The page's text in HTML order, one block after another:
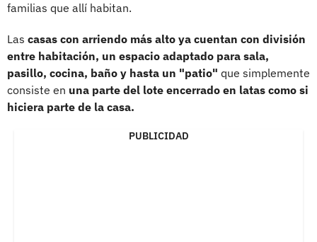
familias que allí habitan.
Las casas con arriendo más alto ya cuentan con división
entre habitación, un espacio adaptado para sala,
pasillo, cocina, baño y hasta un "patio" que simplemente
consiste en una parte del lote encerrado en latas como si
hiciera parte de la casa.
PUBLICIDAD